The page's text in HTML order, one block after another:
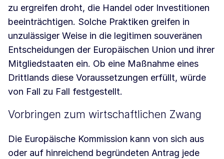
zu ergreifen droht, die Handel oder Investitionen
beeinträchtigen. Solche Praktiken greifen in
unzulässiger Weise in die legitimen souveränen
Entscheidungen der Europäischen Union und ihrer
Mitgliedstaaten ein. Ob eine Maßnahme eines
Drittlands diese Voraussetzungen erfüllt, würde
von Fall zu Fall festgestellt.
Vorbringen zum wirtschaftlichen Zwang
Die Europäische Kommission kann von sich aus
oder auf hinreichend begründeten Antrag jede